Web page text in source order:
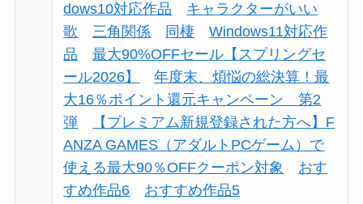
dows10対応作品
キャラクターがいい
歌
三角関係 同棲
Windows11対応作
品
最大90%OFFセール【スプリングセ
ール2026】
年度末、煩悩の総決算！最
大16％ポイント還元キャンペーン 第2
弾
【プレミアム新規登録された方へ】F
ANZA GAMES（アダルトPCゲーム）で
使える最大90％OFFクーポン対象
おす
すめ作品6
おすすめ作品5